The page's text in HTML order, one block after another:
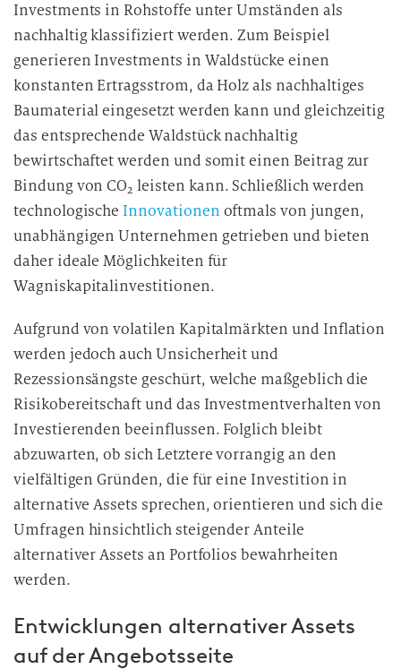
Investments in Rohstoffe unter Umständen als
nachhaltig klassifiziert werden. Zum Beispiel
generieren Investments in Waldstücke einen
konstanten Ertragsstrom, da Holz als nachhaltiges
Baumaterial eingesetzt werden kann und gleichzeitig
das entsprechende Waldstück nachhaltig
bewirtschaftet werden und somit einen Beitrag zur
Bindung von CO2 leisten kann. Schließlich werden
technologischeInnovationen oftmals von jungen,
unabhängigen Unternehmen getrieben und bieten
daher ideale Möglichkeiten für
Wagniskapitalinvestitionen.
Aufgrund von volatilen Kapitalmärkten und Inflation
werden jedoch auch Unsicherheit und
Rezessionsängste geschürt, welche maßgeblich die
Risikobereitschaft und das Investmentverhalten von
Investierenden beeinflussen. Folglich bleibt
abzuwarten, ob sich Letztere vorrangig an den
vielfältigen Gründen, die für eine Investition in
alternative Assets sprechen, orientieren und sich die
Umfragen hinsichtlich steigender Anteile
alternativer Assets an Portfolios bewahrheiten
werden.
Entwicklungen alternativer Assets
auf der Angebotsseite